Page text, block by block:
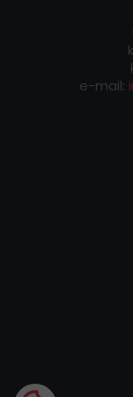
e-mail: